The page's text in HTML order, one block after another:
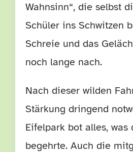
Wahnsinn“, die selbst
Schüler ins Schwitzen
Schreie und das
noch lange nach.
Nach dieser wilden
Stärkung dringend
Eifelpark bot alles, was
begehrte. Auch die